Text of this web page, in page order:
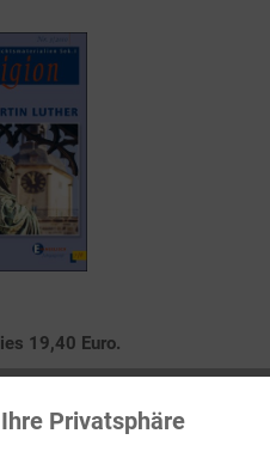
19,40 Euro.
Aktiv
Privatsphäre